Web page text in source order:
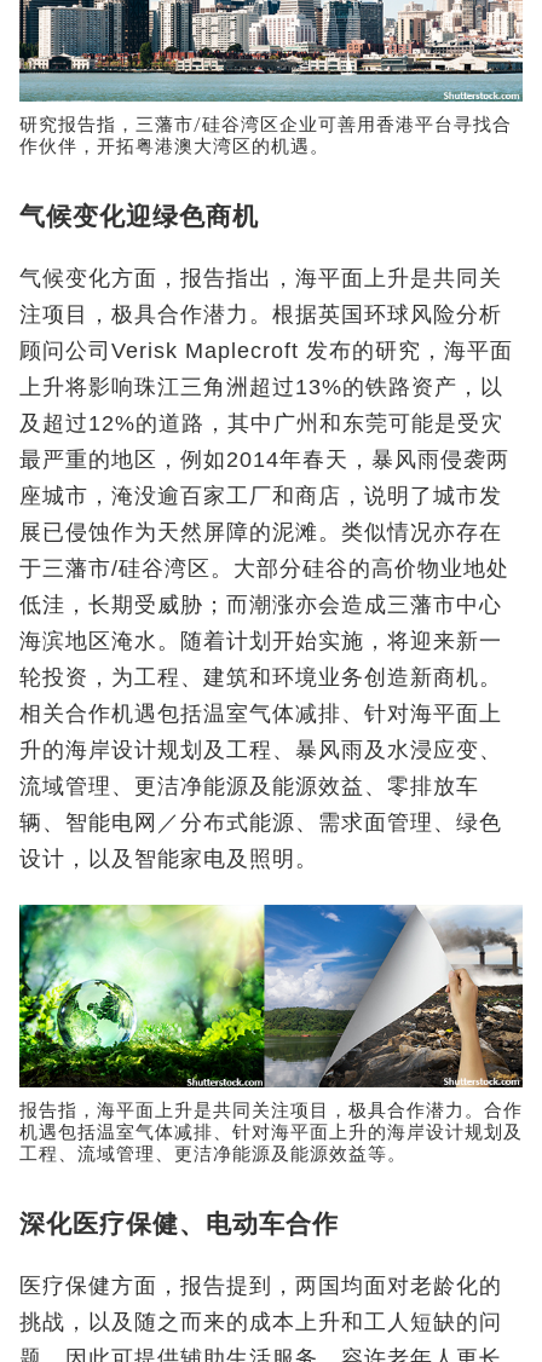
研究报告指，三藩市/硅谷湾区企业可善用香港平台寻找合
作伙伴，开拓粤港澳大湾区的机遇。
气候变化迎绿色商机
气候变化方面，报告指出，海平面上升是共同关
注项目，极具合作潜力。根据英国环球风险分析
顾问公司Verisk Maplecroft 发布的研究，海平面
上升将影响珠江三角洲超过13%的铁路资产，以
及超过12%的道路，其中广州和东莞可能是受灾
最严重的地区，例如2014年春天，暴风雨侵袭两
座城市，淹没逾百家工厂和商店，说明了城市发
展已侵蚀作为天然屏障的泥滩。类似情况亦存在
于三藩市/硅谷湾区。大部分硅谷的高价物业地处
低洼，长期受威胁；而潮涨亦会造成三藩市中心
海滨地区淹水。随着计划开始实施，将迎来新一
轮投资，为工程、建筑和环境业务创造新商机。
相关合作机遇包括温室气体减排、针对海平面上
升的海岸设计规划及工程、暴风雨及水浸应变、
流域管理、更洁净能源及能源效益、零排放车
辆、智能电网／分布式能源、需求面管理、绿色
设计，以及智能家电及照明。
报告指，海平面上升是共同关注项目，极具合作潜力。合作
机遇包括温室气体减排、针对海平面上升的海岸设计规划及
工程、流域管理、更洁净能源及能源效益等。
深化医疗保健、电动车合作
医疗保健方面，报告提到，两国均面对老龄化的
挑战，以及随之而来的成本上升和工人短缺的问